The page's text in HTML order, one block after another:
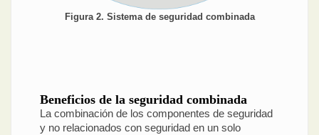
Figura 2. Sistema de seguridad combinada
Beneficios de la seguridad combinada
La combinación de los componentes de seguridad
y no relacionados con seguridad en un solo